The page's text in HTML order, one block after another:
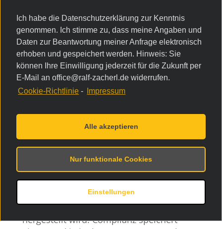
Einwilligung mit
Complianz
Unsere Website nutzt die Consent-
Technologie von Complianz, um Ihre
Einwilligung zur Speicherung bestimmter
Cookies auf Ihrem Endgerät oder zum
Einsatz bestimmter Technologien
einzuholen und diese
datenschutzkonform zu dokumentieren.
Anbieter dieser Technologie ist Complianz
B.V., Kalmarweg 14-5, 9723 JG Groningen,
Niederlande (im Folgenden „Complianz“).
Complianz ist lokal auf unseren Servern
installiert, sodass keine Verbindung zu
den Servern des Anbieters von Complianz
hergestellt wird. Complianz speichert
Ich habe die Datenschutzerklärung zur Kenntnis
genommen. Ich stimme zu, dass meine Angaben und
Daten zur Beantwortung meiner Anfrage elektronisch
erhoben und gespeichert werden. Hinweis: Sie
können Ihre Einwilligung jederzeit für die Zukunft per
E-Mail an office@ralf-zacherl.de widerrufen.
Cookie-Richtlinie - Impressum
Alle akzeptieren
Nur funktionale Cookies
Einstellungen